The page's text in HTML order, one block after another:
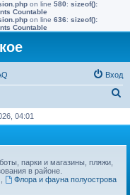
on line 580: sizeof():
Countable
on line 636: sizeof():
Countable
Вход
с
04:01
парки и магазины, пляжи,
в районе.
Флора и фауна полуострова